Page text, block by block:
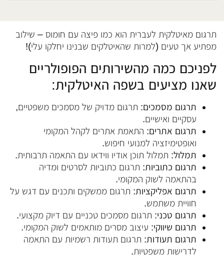
תרגום מאיטלקית לעברית הוא כמו פיצה עם חומוס – שילוב
מפתיע אך טעים (למרות שהאיטלקים שבנינו יחלקו עלי)!
לפניכם כמה מהשירותים הפופולריים
שאנו מציעים בשפה האיטלקית:
תרגום מסמכים: תרגום מדויק של מסמכים משפטיים,
עסקיים ואישיים.
תרגום אתרים: התאמת אתרים לקהל המקומי
ואופטימיזציה למנועי חיפוש.
תמלול: תמלול תוכן אודיו ווידאו עם התאמה תרבותית.
תרגום כתוביות: תרגום כתוביות לסרטים ומדיה
בהתאמה לשוק המקומי.
תרגום אפליקציות: תרגום ממשקים ותכנים עם דגש על
חוויית משתמש.
תרגום טכני: תרגום מסמכים טכניים עם דיוק מקצועי.
תרגום שיווקי: עיצוב מסרים מותאמים לשוק המקומי.
תרגום תעודות: תרגום תעודות רשמיות עם התאמה
לדרישות משפטיות.